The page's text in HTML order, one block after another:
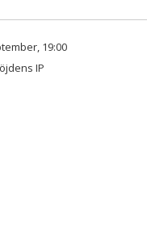
19:00
IP